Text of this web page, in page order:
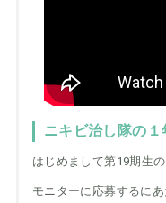
ニキビ治し隊の１
はじめまして第19期生
モニターに応募するに